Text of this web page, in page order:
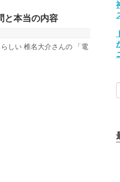
と本当の内容
しい 椎名大介さんの 「電